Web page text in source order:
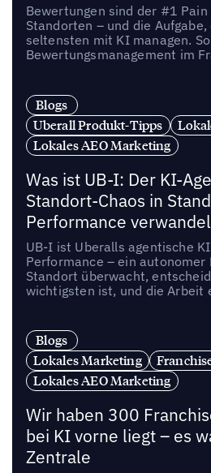
Bewertungen sind der #1
Standorten – und die Aufgabe,
seltensten mit KI managen.
Bewertungsmanagement im
Blogs
Uberall Produkt-Tipps
Lokales AEO Marketing
Was ist UB-I: Der KI-
Standort-Chaos in
Performance
UB-I ist Uberalls agentische
Performance – ein autonomer
Standort überwacht,
wichtigsten ist, und die Arbeit
Blogs
Lokales Marketing
Lokales AEO Marketing
Wir haben 300
bei KI vorne liegt – es
Zentrale